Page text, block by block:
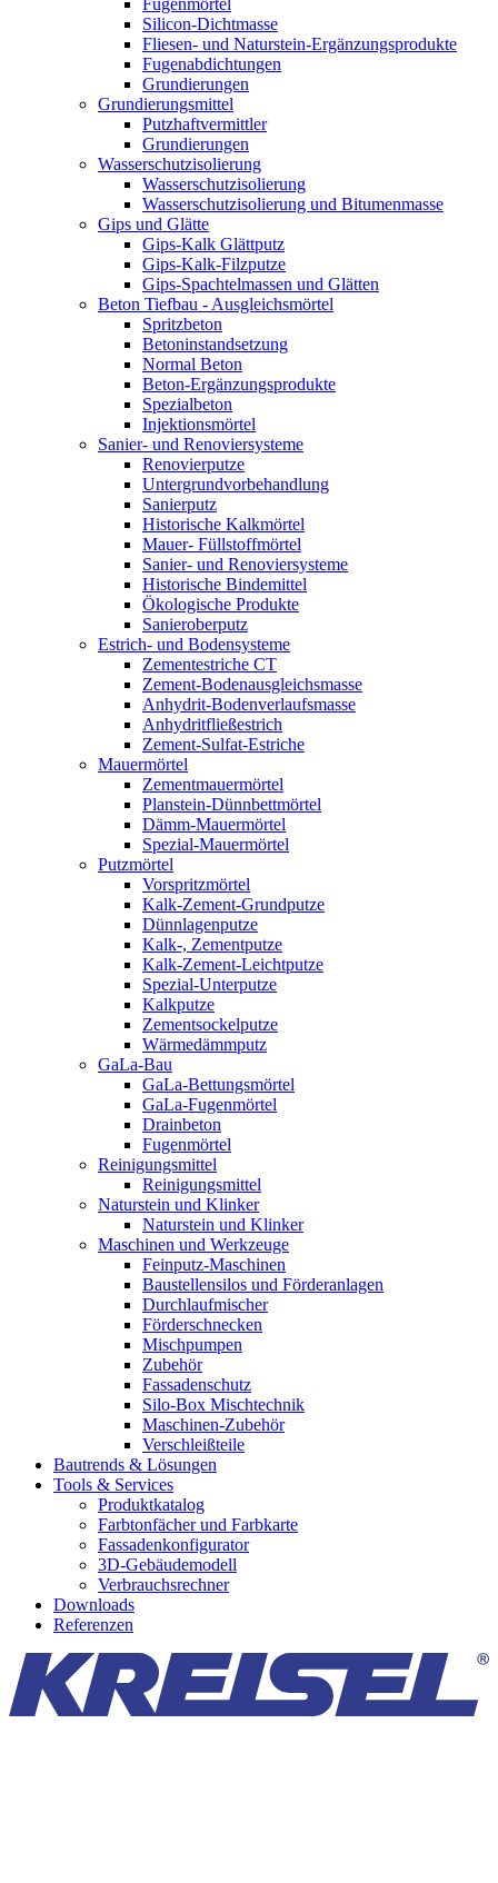
Silicon-Dichtmasse
Fliesen- und Naturstein-Ergänzungsprodukte
Fugenabdichtungen
Grundierungen
Grundierungsmittel
Putzhaftvermittler
Grundierungen
Wasserschutzisolierung
Wasserschutzisolierung
Wasserschutzisolierung und Bitumenmasse
Gips und Glätte
Gips-Kalk Glättputz
Gips-Kalk-Filzputze
Gips-Spachtelmassen und Glätten
Beton Tiefbau - Ausgleichsmörtel
Spritzbeton
Betoninstandsetzung
Normal Beton
Beton-Ergänzungsprodukte
Spezialbeton
Injektionsmörtel
Sanier- und Renoviersysteme
Renovierputze
Untergrundvorbehandlung
Sanierputz
Historische Kalkmörtel
Mauer- Füllstoffmörtel
Sanier- und Renoviersysteme
Historische Bindemittel
Ökologische Produkte
Sanieroberputz
Estrich- und Bodensysteme
Zementestriche CT
Zement-Bodenausgleichsmasse
Anhydrit-Bodenverlaufsmasse
Anhydritfließestrich
Zement-Sulfat-Estriche
Mauermörtel
Zementmauermörtel
Planstein-Dünnbettmörtel
Dämm-Mauermörtel
Spezial-Mauermörtel
Putzmörtel
Vorspritzmörtel
Kalk-Zement-Grundputze
Dünnlagenputze
Kalk-, Zementputze
Kalk-Zement-Leichtputze
Spezial-Unterputze
Kalkputze
Zementsockelputze
Wärmedämmputz
GaLa-Bau
GaLa-Bettungsmörtel
GaLa-Fugenmörtel
Drainbeton
Fugenmörtel
Reinigungsmittel
Reinigungsmittel
Naturstein und Klinker
Naturstein und Klinker
Maschinen und Werkzeuge
Feinputz-Maschinen
Baustellensilos und Förderanlagen
Durchlaufmischer
Förderschnecken
Mischpumpen
Zubehör
Fassadenschutz
Silo-Box Mischtechnik
Maschinen-Zubehör
Verschleißteile
Bautrends & Lösungen
Tools & Services
Produktkatalog
Farbtonfächer und Farbkarte
Fassadenkonfigurator
3D-Gebäudemodell
Verbrauchsrechner
Downloads
Referenzen